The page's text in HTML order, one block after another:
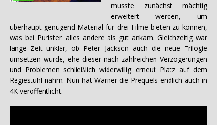
musste zunächst mächtig
erweitert werden, um
überhaupt genügend Material für drei Filme bieten zu können,
was bei Puristen alles andere als gut ankam. Gleichzeitig war
lange Zeit unklar, ob Peter Jackson auch die neue Trilogie
umsetzen würde, ehe dieser nach zahlreichen Verzögerungen
und Problemen schließlich widerwillig erneut Platz auf dem
Regiestuhl nahm. Nun hat Warner die Prequels endlich auch in
4K veröffentlicht.